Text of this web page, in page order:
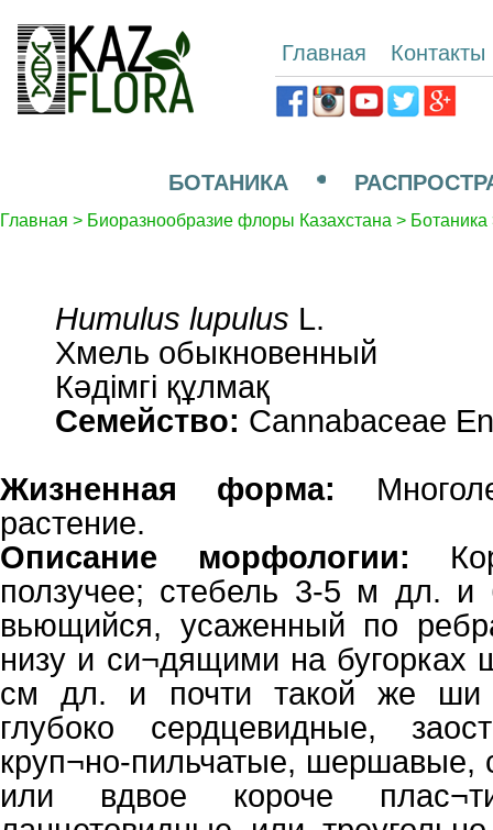
Главная Контакты
БОТАНИКА
Главная > Биоразнообразие флоры Казахстана > Ботаника
Humulus lupulus L.
Хмель обыкновенный
Кәдімгі құлмақ
Семейство: Cannabaceae
Жизненная форма:
растение.
Описание морфологии:
ползучее; стебель 3-5 м дл. и
вьющийся, усаженный по
низу и си¬дящими на бугорках
см дл. и почти такой же ши
глубоко сердцевидные,
круп¬но-пильчатые,
или вдвое короче